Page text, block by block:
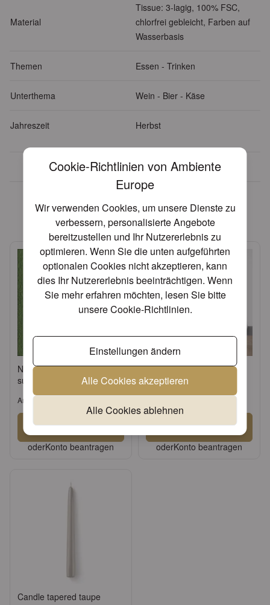
Cookie-Richtlinien von Ambiente
Europe
Wir verwenden Cookies, um unsere Dienste zu
verbessern, personalisierte Angebote
bereitzustellen und Ihr Nutzererlebnis zu
optimieren. Wenn Sie die unten aufgeführten
optionalen Cookies nicht akzeptieren, kann
dies Ihr Nutzererlebnis beeinträchtigen. Wenn
Sie mehr erfahren möchten, lesen Sie bitte
unsereCookie-Richtlinien.
Einstellungen ändern
Alle Cookies akzeptieren
Alle Cookies ablehnen
Material
Tissue: 3-lagig, 100% FSC,
chlorfrei gebleicht, Farben auf
Wasserbasis
Themen Essen - Trinken
Unterthema Wein - Bier - Käse
Jahreszeit Herbst
Über 30 Jahre Erfahrung
Diese Artikel könnten Ihnen
eventuell auch gefallen!
Napkin 33 Elegance
summer green FSC Mix
Artikel: 13304933
Anmelden
oderKonto beantragen
Table runner 40x150 cm
Uni snow white
Anmelden
oderKonto beantragen
Candle tapered taupe